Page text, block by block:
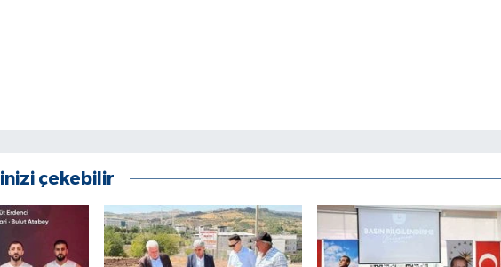
çekebilir